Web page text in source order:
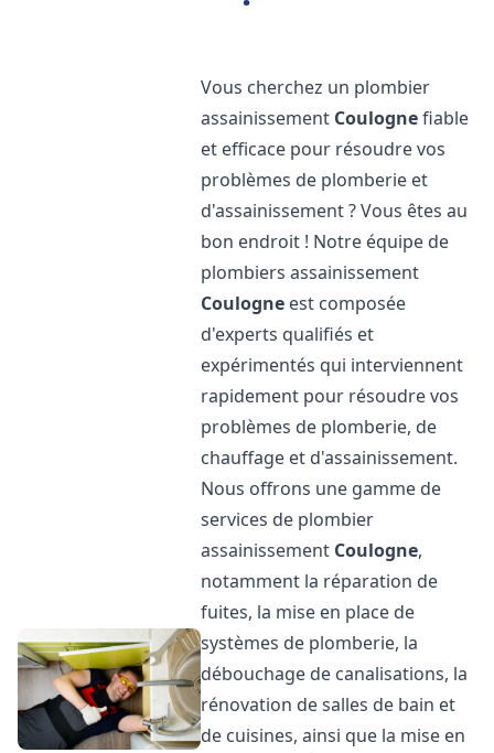
Vous cherchez un plombier
assainissement Coulognefiable
et efficace pour résoudre vos
problèmes de plomberie et
d'assainissement ? Vous êtes au
bon endroit ! Notre équipe de
plombiers assainissement
Coulogne est composée
d'experts qualifiés et
expérimentés qui interviennent
rapidement pour résoudre vos
problèmes de plomberie, de
chauffage et d'assainissement.
Nous offrons une gamme de
services de plombier
assainissement Coulogne,
notamment la réparation de
fuites, la mise en place de
systèmes de plomberie, la
débouchage de canalisations, la
rénovation de salles de bain et
de cuisines, ainsi que la mise en